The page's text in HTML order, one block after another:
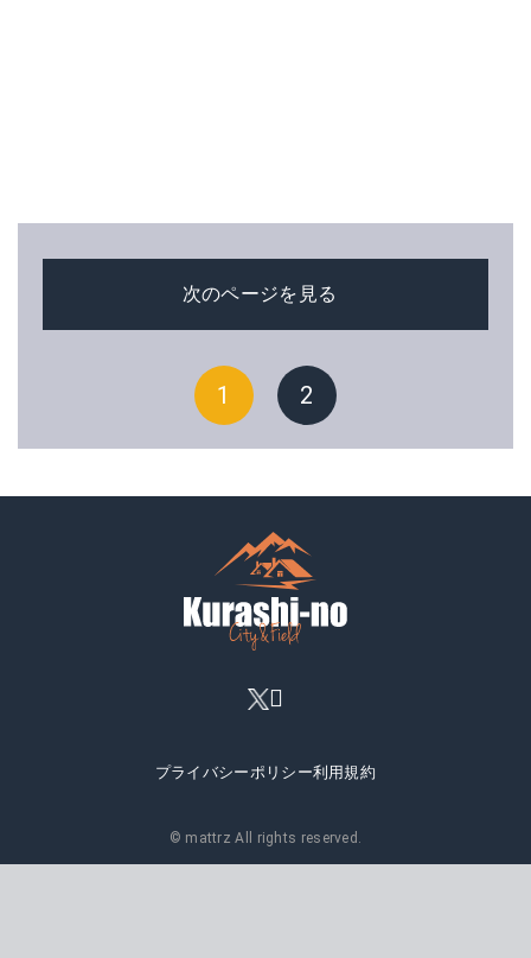
次のページを見る
1 2
プライバシーポリシー利用規約
© mattrz All rights reserved.